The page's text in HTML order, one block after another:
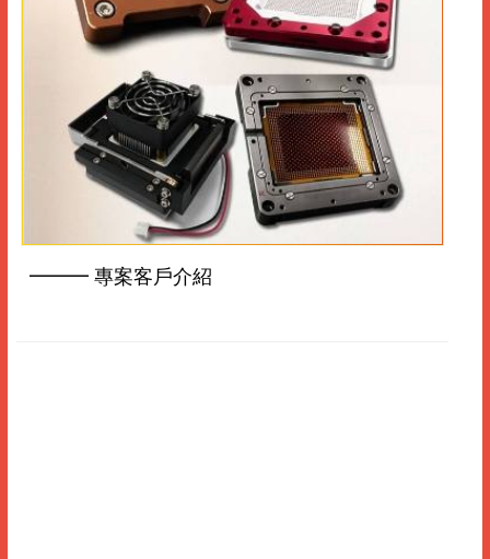
━━━ 專案客戶介紹